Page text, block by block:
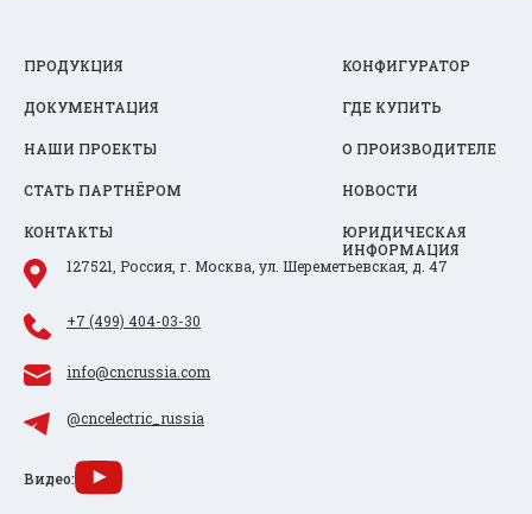
ПРОДУКЦИЯ КОНФИГУРАТОР
ДОКУМЕНТАЦИЯ ГДЕ КУПИТЬ
НАШИ ПРОЕКТЫ О ПРОИЗВОДИТЕЛЕ
СТАТЬ ПАРТНЁРОМ НОВОСТИ
КОНТАКТЫ
ЮРИДИЧЕСКАЯ
ИНФОРМАЦИЯ
127521, Россия, г. Москва, ул. Шереметьевская, д. 47
+7 (499) 404-03-30
info@cncrussia.com
@cncelectric_russia
Видео: